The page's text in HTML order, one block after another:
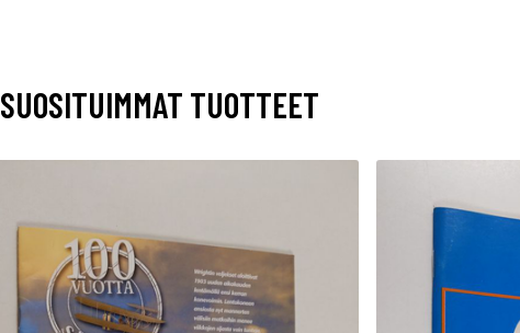
SUOSITUIMMAT TUOTTEET